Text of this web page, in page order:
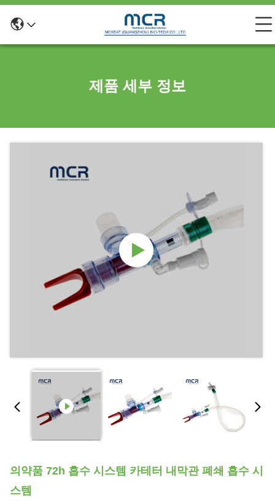
제품 세부 정보
의약품 72h 흡수 시스템 카테터 내막관 폐쇄 흡수 시
스템